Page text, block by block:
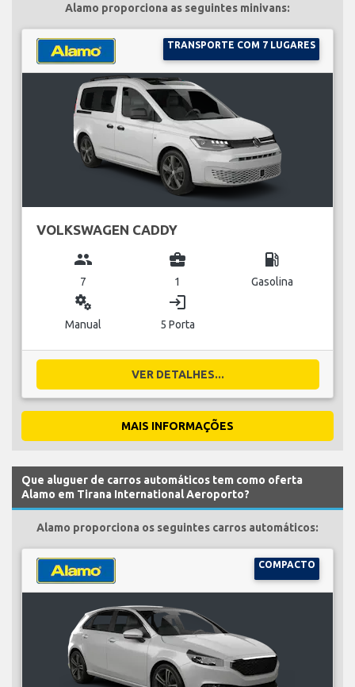
Alamo proporciona as seguintes minivans:
TRANSPORTE COM 7 LUGARES
VOLKSWAGEN CADDY
group
7
business_center
1
local_gas_station
Gasolina
miscellaneous_services
Manual
login
5 Porta
VER DETALHES...
MAIS INFORMAÇÕES
Que aluguer de carros automáticos tem como oferta
Alamo em Tirana International Aeroporto?
Alamo proporciona os seguintes carros automáticos:
COMPACTO